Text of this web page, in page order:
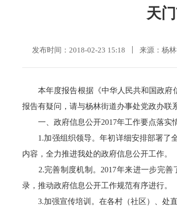
天
发布时间：2018-02-23 15:18 来源：杨
本年度报告根据《中华人民共和国政府信
报告有疑问，请与杨林街道办事处党政办联
一、政府信息公开2017年工作要点落实
1.加强组织领导。年初详细安排部署了全
内容，全力推进我处的政府信息公开工作。
2.完善制度机制。2017年来进一步完善
录，推动政府信息公开工作规范有序进行。
3.加强宣传培训。在各村（社区）、处直